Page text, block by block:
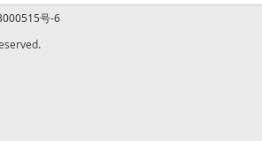
号-6